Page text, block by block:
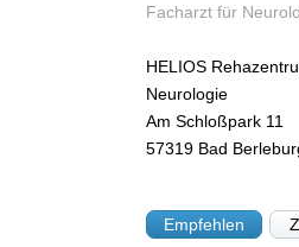
Facharzt für
HELIOS
Neurologie
Am Schloßpark 11
57319 Bad
Empfehlen